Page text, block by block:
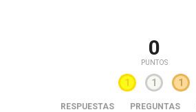
0
PUNTOS
1 1 1
RESPUESTAS PREGUNTAS